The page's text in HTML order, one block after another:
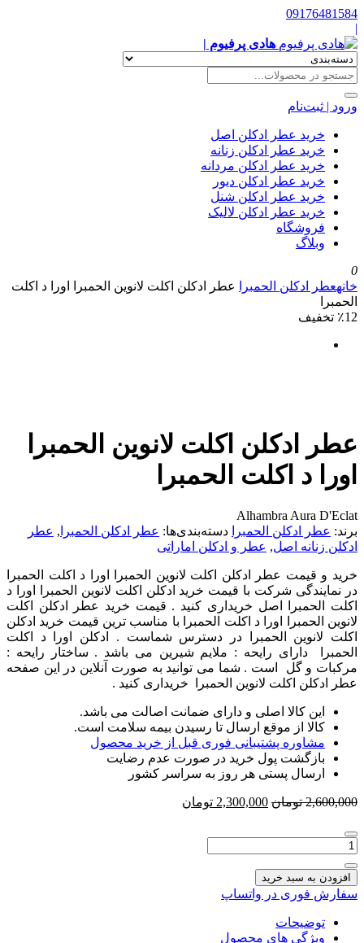
09176481584
|
هادی پرفیوم |
ورود | ثبت‌نام
خرید عطر ادکلن اصل
خرید عطر ادکلن زنانه
خرید عطر ادکلن مردانه
خرید عطر ادکلن دیور
خرید عطر ادکلن شنل
خرید عطر ادکلن لالیک
فروشگاه
وبلاگ
0
خانهعطر ادکلن الحمبرا
عطر ادکلن اکلت لانوین الحمبرا اورا د اکلت
الحمبرا
٪12 تخفیف
عطر ادکلن اکلت لانوین الحمبرا
اورا د اکلت الحمبرا
Alhambra Aura D'Eclat
برند: عطر ادکلن الحمبرا دسته‌بندی‌ها: عطر ادکلن الحمبرا , عطر
ادکلن زنانه اصل, عطر و ادکلن اماراتی
خرید و قیمت عطر ادکلن اکلت لانوین الحمبرا اورا د اکلت الحمبرا
در نمایندگی شرکت با قیمت خرید ادکلن اکلت لانوین الحمبرا اورا د
اکلت الحمبرا اصل خریداری کنید . قیمت خرید عطر ادکلن اکلت
لانوین الحمبرا اورا د اکلت الحمبرا با مناسب ترین قیمت خرید ادکلن
اکلت لانوین الحمبرا در دسترس شماست . ادکلن اورا د اکلت
الحمبرا دارای رایحه : ملایم شیرین می باشد . ساختار رایحه :
مرکبات و گل است . شما می توانید به صورت آنلاین در این صفحه
عطر ادکلن اکلت لانوین الحمبرا خریداری کنید .
این کالا اصلی و دارای ضمانت اصالت می باشد.
کالا از موقع ارسال تا رسیدن بیمه سلامت است.
مشاوره پشتیبانی فوری قبل از خرید محصول
بازگشت پول خرید در صورت عدم رضایت
ارسال پستی هر روز به سراسر کشور
2,600,000 تومان قیمت
2,300,000 تومان
تعداد:
ادکلن
اکلت
لانوین
الحمبرا
افزودن به سبد خرید
سفارش فوری در واتساپ
توضیحات
ویژگی های محصول